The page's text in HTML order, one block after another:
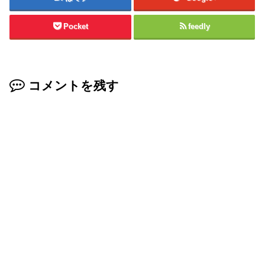
Pocket feedly
コメントを残す